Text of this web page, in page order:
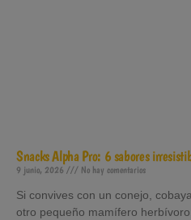
Snacks Alpha Pro: 6 sabores
9 junio, 2026 No hay comentarios
Si convives con un conejo,
otro pequeño mamífero